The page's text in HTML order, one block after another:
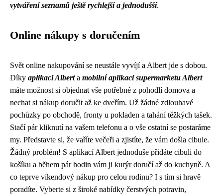
vytváření seznamů ještě rychlejší a jednodušší.
Online nákupy s doručením
Svět online nakupování se neustále vyvíjí a Albert jde s dobou.
Díky aplikaci Alberta mobilní aplikaci supermarketu Albert
máte možnost si objednat vše potřebné z pohodlí domova a
nechat si nákup doručit až ke dveřím. Už žádné zdlouhavé
pochůzky po obchodě, fronty u pokladen a tahání těžkých tašek.
Stačí pár kliknutí na vašem telefonu a o vše ostatní se postaráme
my. Představte si, že vaříte večeři a zjistíte, že vám došla cibule.
Žádný problém! S aplikací Albert jednoduše přidáte cibuli do
košíku a během pár hodin vám ji kurýr doručí až do kuchyně. A
co teprve víkendový nákup pro celou rodinu? I s tím si hravě
poradíte. Vyberte si z široké nabídky čerstvých potravin,